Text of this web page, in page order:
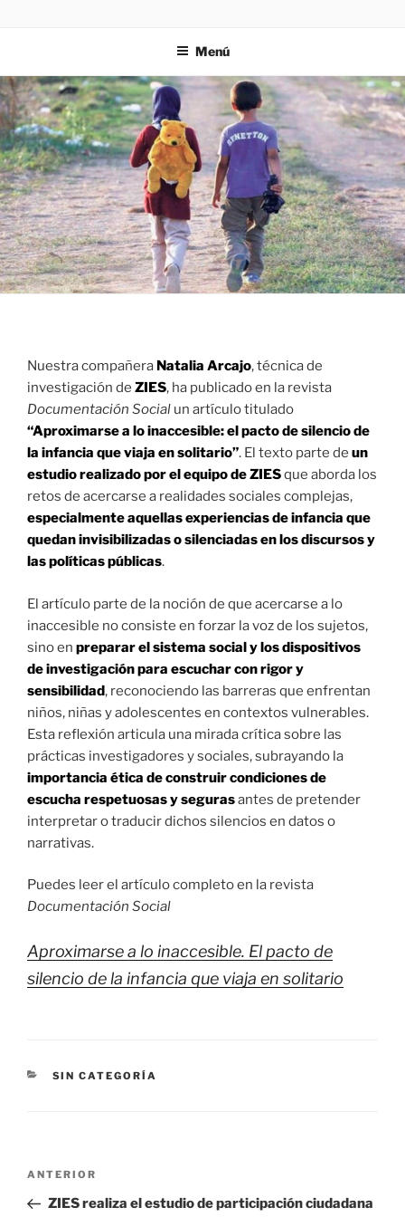
Menú
Nuestra compañera Natalia Arcajo, técnica de
investigación de ZIES, ha publicado en la revista
Documentación Social un artículo titulado
“Aproximarse a lo inaccesible: el pacto de silencio de
la infancia que viaja en solitario”. El texto parte de un
estudio realizado por el equipo de ZIESque aborda los
retos de acercarse a realidades sociales complejas,
especialmente aquellas experiencias de infancia que
quedan invisibilizadas o silenciadas en los discursos y
las políticas públicas.
El artículo parte de la noción de que acercarse a lo
inaccesible no consiste en forzar la voz de los sujetos,
sino en preparar el sistema social y los dispositivos
de investigación para escuchar con rigor y
sensibilidad, reconociendo las barreras que enfrentan
niños, niñas y adolescentes en contextos vulnerables.
Esta reflexión articula una mirada crítica sobre las
prácticas investigadores y sociales, subrayando la
importancia ética de construir condiciones de
escucha respetuosas y segurasantes de pretender
interpretar o traducir dichos silencios en datos o
narrativas.
Puedes leer el artículo completo en la revista
Documentación Social
Aproximarse a lo inaccesible. El pacto de
silencio de la infancia que viaja en solitario
CATEGORÍAS
SIN CATEGORÍA
Navegación
Entrada
anterior:
ANTERIOR
ZIES realiza el estudio de participación ciudadana